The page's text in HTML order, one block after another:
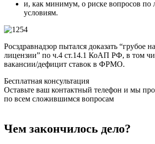
и, как минимум, о риске вопросов
условиям.
Росздравнадзор пытался доказать “грубое
лицензии” по ч.4 ст.14.1 КоАП РФ, в том
вакансии/дефицит ставок в ФРМО.
Бесплатная консультация
Оставьте ваш контактный телефон и мы
по всем сложившимся вопросам
Чем закончилось дело?